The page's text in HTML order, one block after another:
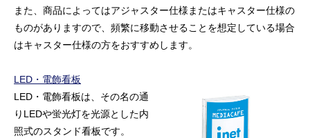
また、商品によってはアジャスター仕様またはキャスター仕様の
ものがありますので、頻繁に移動させることを想定している場合
はキャスター仕様の方をおすすめします。
LED・電飾看板
LED・電飾看板は、その名の通
りLEDや蛍光灯を光源とした内
照式のスタンド看板です。